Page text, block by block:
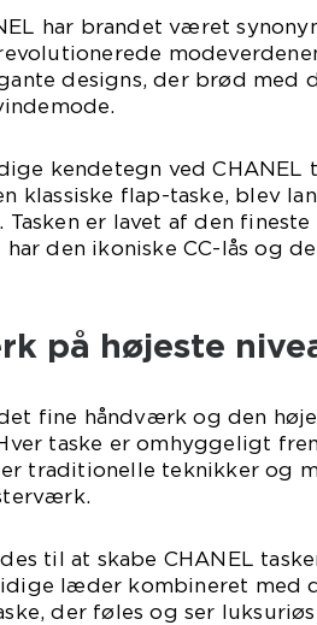
har brandet været
designs, der brød med
kendetegn ved CHANEL
klassiske flap-taske, blev
er lavet af den
den ikoniske CC-lås og
på højeste
fine håndværk og den
taske er omhyggeligt
traditionelle teknikker og
til at skabe CHANEL
læder kombineret med
der føles og ser